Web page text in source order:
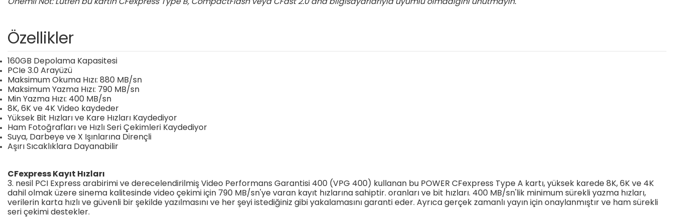
Özellikler
160GB Depolama Kapasitesi
PCIe 3.0 Arayüzü
Maksimum Okuma Hızı: 880 MB/sn
Maksimum Yazma Hızı: 790 MB/sn
Min Yazma Hızı: 400 MB/sn
8K, 6K ve 4K Video kaydeder
Yüksek Bit Hızları ve Kare Hızları Kaydediyor
Ham Fotoğrafları ve Hızlı Seri Çekimleri Kaydediyor
Suya, Darbeye ve X Işınlarına Dirençli
Aşırı Sıcaklıklara Dayanabilir
CFexpress Kayıt Hızları
3. nesil PCI Express arabirimi ve derecelendirilmiş Video Performans Garantisi 400 (VPG 400) kullanan bu POWER CFexpress Type A kartı, yüksek karede 8K, 6K ve 4K
dahil olmak üzere sinema kalitesinde video çekimi için 790 MB/sn'ye varan kayıt hızlarına sahiptir. oranları ve bit hızları. 400 MB/sn'lik minimum sürekli yazma hızları,
verilerin karta hızlı ve güvenli bir şekilde yazılmasını ve her şeyi istediğiniz gibi yakalamasını garanti eder. Ayrıca gerçek zamanlı yayın için onaylanmıştır ve ham sürekli
seri çekimi destekler.